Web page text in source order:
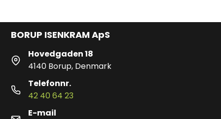
BORUP ISENKRAM ApS
Hovedgaden 18
4140 Borup, Denmark
Telefonnr.
42 40 64 23
E-mail